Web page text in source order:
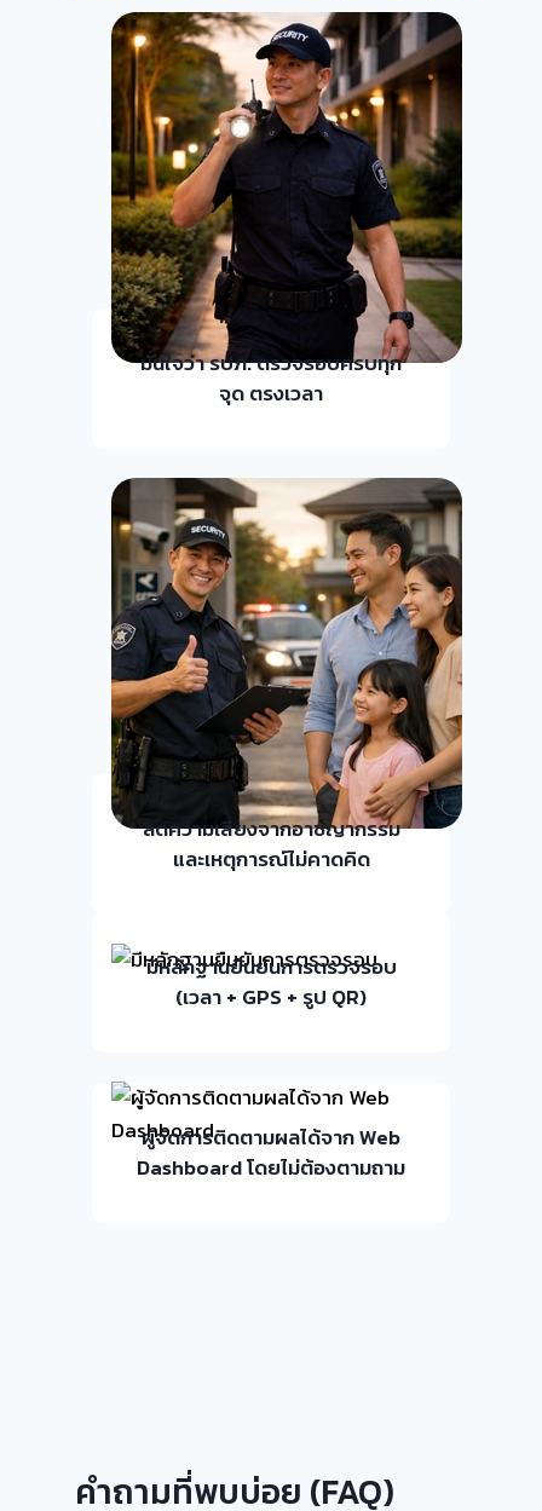
มั่นใจว่า รปภ. ตรวจรอบครบทุก
จุด ตรงเวลา
ลดความเสี่ยงจากอาชญากรรม
และเหตุการณ์ไม่คาดคิด
มีหลักฐานยืนยันการตรวจรอบ
(เวลา + GPS + รูป QR)
ผู้จัดการติดตามผลได้จาก Web
Dashboard โดยไม่ต้องตามถาม
คำถามที่พบบ่อย (FAQ)